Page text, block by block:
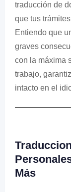
traducción de
que tus
Entiendo que
graves
con la máxima
trabajo,
intacto en el
Más